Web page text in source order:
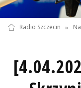
Radio Szczecin »